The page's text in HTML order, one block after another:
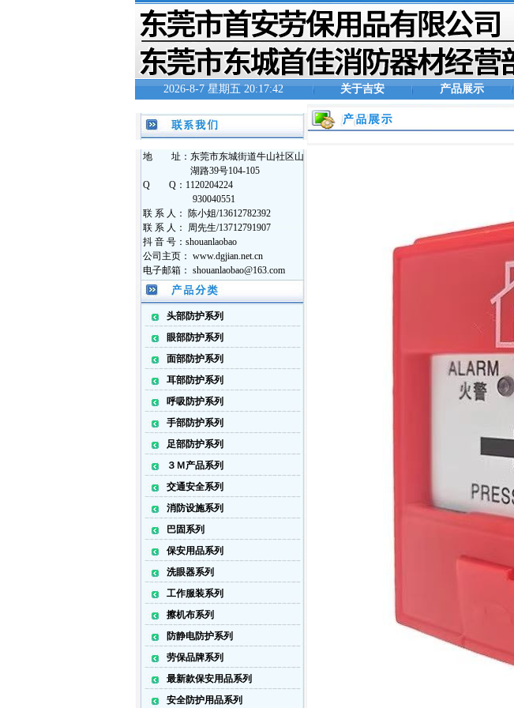
2026-8-7 星期五 20:17:42 关于吉安 产品展示
地 址：东莞市东城街道牛山社区山
湖路39号104-105
Q Q：1120204224
930040551
联 系 人： 陈小姐/13612782392
联 系 人： 周先生/13712791907
抖 音 号：shouanlaobao
公司主页： www.dgjian.net.cn
电子邮箱： shouanlaobao@163.com
头部防护系列
眼部防护系列
面部防护系列
耳部防护系列
呼吸防护系列
手部防护系列
足部防护系列
３Ｍ产品系列
交通安全系列
消防设施系列
巴固系列
保安用品系列
洗眼器系列
工作服装系列
擦机布系列
防静电防护系列
劳保品牌系列
最新款保安用品系列
安全防护用品系列